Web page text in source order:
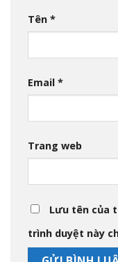
Tên *
Email *
Trang web
Lưu tên của
trình duyệt này